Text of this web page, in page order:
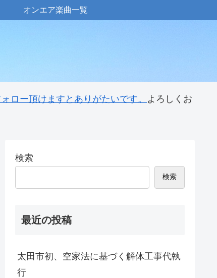
オンエア楽曲一覧
ロー頂けますとありがたいです。 よろしくお
検索
検索
最近の投稿
太田市初、空家法に基づく解体工事代執
行